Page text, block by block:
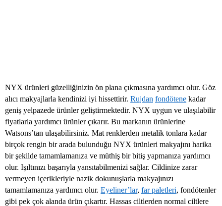
NYX ürünleri güzelliğinizin ön plana çıkmasına yardımcı olur. Göz
alıcı makyajlarla kendinizi iyi hissettirir. Rujdan fondötene kadar
geniş yelpazede ürünler geliştirmektedir. NYX uygun ve ulaşılabilir
fiyatlarla yardımcı ürünler çıkarır. Bu markanın ürünlerine
Watsons’tan ulaşabilirsiniz. Mat renklerden metalik tonlara kadar
birçok rengin bir arada bulunduğu NYX ürünleri makyajını harika
bir şekilde tamamlamanıza ve müthiş bir bitiş yapmanıza yardımcı
olur. Işıltınızı başarıyla yansıtabilmenizi sağlar. Cildinize zarar
vermeyen içerikleriyle nazik dokunuşlarla makyajınızı
tamamlamanıza yardımcı olur. Eyeliner’lar, far paletleri, fondötenler
gibi pek çok alanda ürün çıkartır. Hassas ciltlerden normal ciltlere